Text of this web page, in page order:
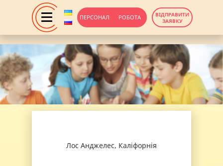
ПЕРСОНАЛ РОБОТА
ВІДПРАВИТИ
ЗАЯВКУ
Лос Анджелес, Каліфорнія